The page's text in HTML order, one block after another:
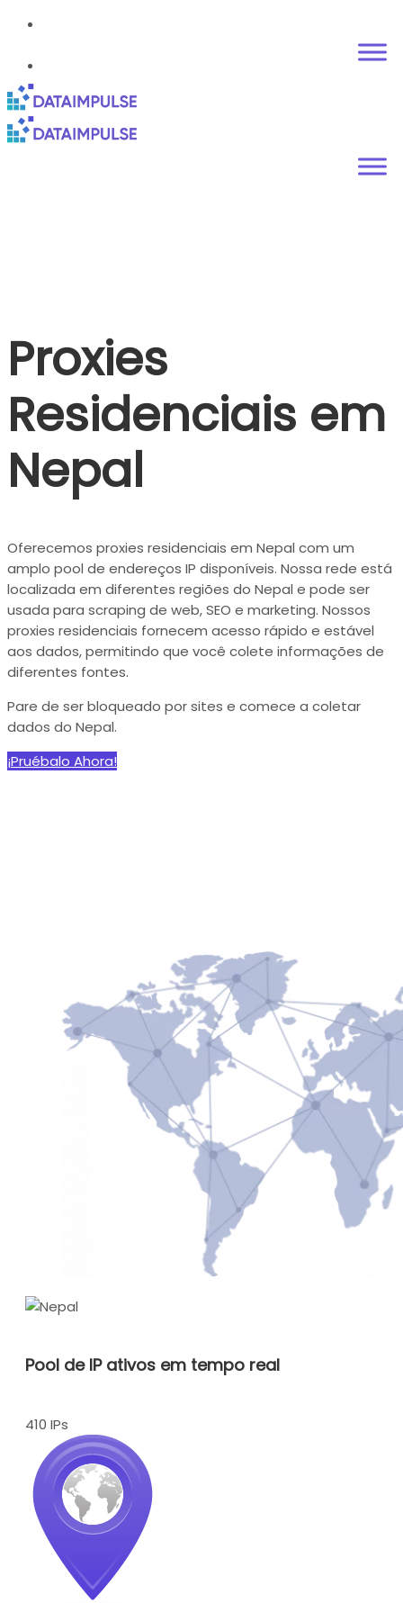
Proxies
Residenciais em
Nepal
Oferecemos proxies residenciais em Nepal com um
amplo pool de endereços IP disponíveis. Nossa rede está
localizada em diferentes regiões do Nepal e pode ser
usada para scraping de web, SEO e marketing. Nossos
proxies residenciais fornecem acesso rápido e estável
aos dados, permitindo que você colete informações de
diferentes fontes.
Pare de ser bloqueado por sites e comece a coletar
dados do Nepal.
¡Pruébalo Ahora!
Pool de IP ativos em tempo real
410 IPs